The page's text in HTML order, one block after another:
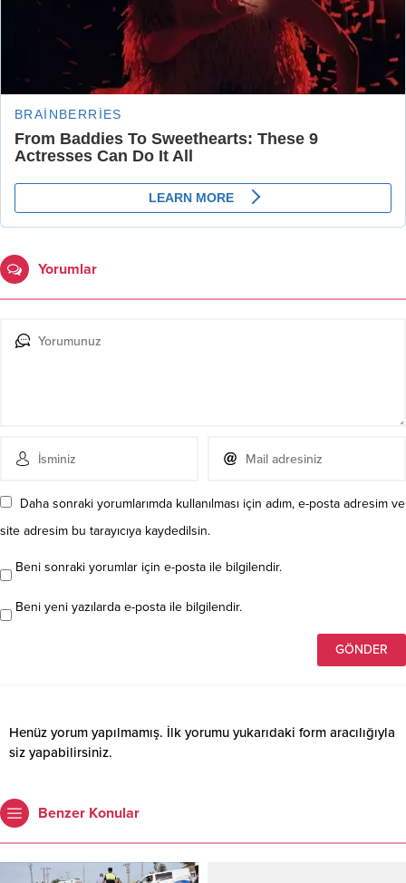
Yorumlar
Daha sonraki yorumlarımda kullanılması için adım, e-posta adresim ve
site adresim bu tarayıcıya kaydedilsin.
Beni sonraki yorumlar için e-posta ile bilgilendir.
Beni yeni yazılarda e-posta ile bilgilendir.
Henüz yorum yapılmamış. İlk yorumu yukarıdaki form aracılığıyla
siz yapabilirsiniz.
Benzer Konular